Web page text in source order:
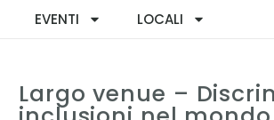
EVENTI LOCALI
Largo venue –